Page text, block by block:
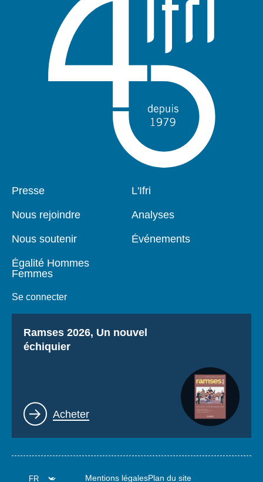
Pied
Presse
Nous rejoindre
Nous soutenir
Égalité Hommes
Femmes
Se connecter
Navigation
L'Ifri
Analyses
Événements
Titre
Ramses 2026, Un nouvel
échiquier
Lien
Acheter
Mentions légalesPlan du site